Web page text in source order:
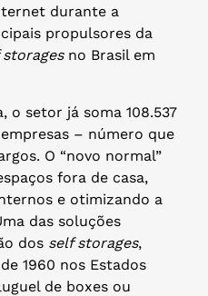
durante a
propulsores da
storagesno Brasil em
o setor já soma 108.537
– número que
O “novo normal”
fora de casa,
e otimizando a
das soluções
dos self storages,
1960 nos Estados
de boxes ou